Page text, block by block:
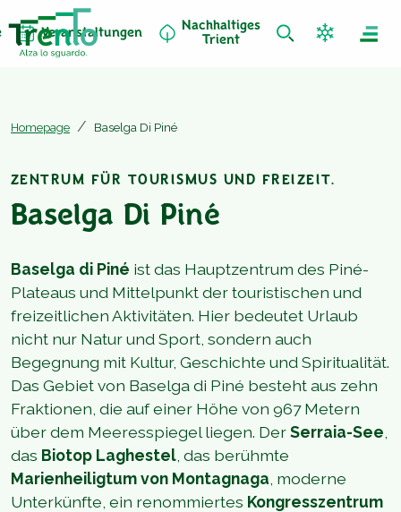
Veranstaltungen
Nachhaltiges
Trient
Homepage Baselga Di Piné
Baselga Di Piné
ZENTRUM FÜR TOURISMUS UND FREIZEIT.
Baselga di Piné ist das Hauptzentrum des Piné-
Plateaus und Mittelpunkt der touristischen und
freizeitlichen Aktivitäten. Hier bedeutet Urlaub
nicht nur Natur und Sport, sondern auch
Begegnung mit Kultur, Geschichte und Spiritualität.
Das Gebiet von Baselga di Piné besteht aus zehn
Fraktionen, die auf einer Höhe von 967 Metern
über dem Meeresspiegel liegen. DerSerraia-See
das Biotop Laghestel , das berühmte
Marienheiligtum von Montagnaga , moderne
Unterkünfte, ein renommiertes Kongresszentrum